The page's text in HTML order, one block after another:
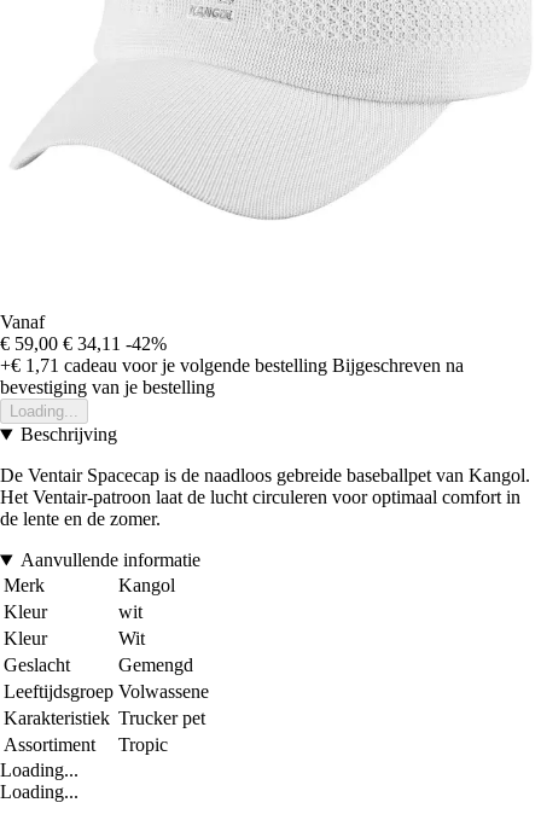
Vanaf
€ 59,00 € 34,11 -42%
+€ 1,71 cadeau voor je volgende bestelling Bijgeschreven na
bevestiging van je bestelling
Loading...
Beschrijving
De Ventair Spacecap is de naadloos gebreide baseballpet van Kangol.
Het Ventair-patroon laat de lucht circuleren voor optimaal comfort in
de lente en de zomer.
Aanvullende informatie
Merk
Kangol
Kleur
wit
Kleur
Wit
Geslacht
Gemengd
Leeftijdsgroep Volwassene
Karakteristiek Trucker pet
Assortiment
Tropic
Loading...
Loading...